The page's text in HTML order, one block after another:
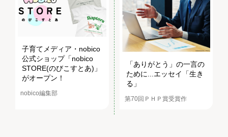
子育てメディア・nobico
公式ショップ「nobico
STORE(のびこすとあ)」
がオープン！
nobico編集部
「ありがとう」の一言の
ために...エッセイ「生き
る」
第70回ＰＨＰ賞受賞作